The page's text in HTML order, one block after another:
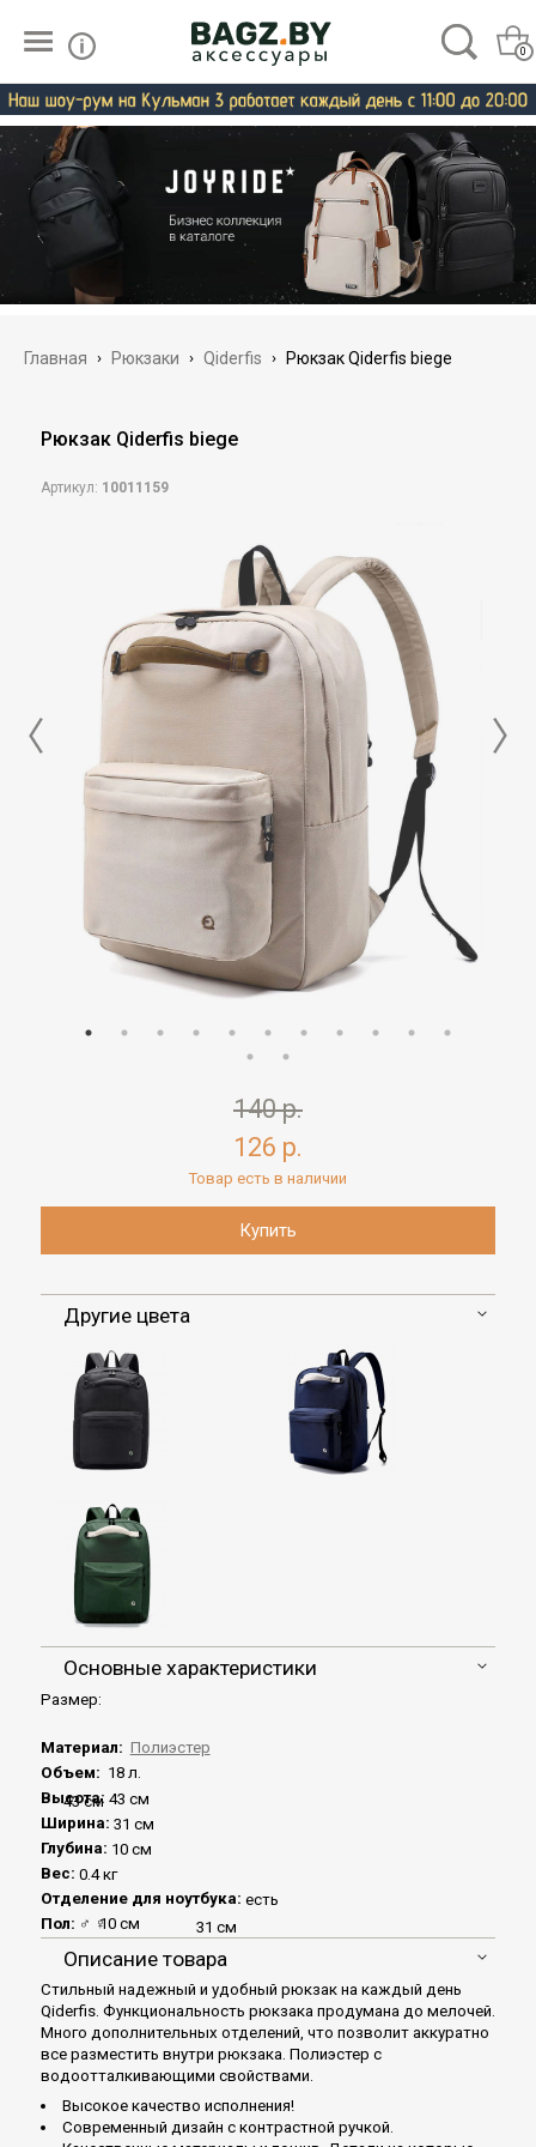
0
Главная › Рюкзаки › Qiderfis › Рюкзак Qiderfis biege
Рюкзак Qiderfis biege
Артикул: 10011159
140 р.
126 р.
Товар есть в наличии
Другие цвета
Основные характеристики
43 см
10 см 31 см
Размер:
Материал: Полиэстер
Объем: 18 л.
Высота: 43 см
Ширина: 31 см
Глубина: 10 см
Вес: 0.4 кг
Отделение для ноутбука: есть
Пол: ♂ ♀
Описание товара
Стильный надежный и удобный рюкзак на каждый день
Qiderfis. Функциональность рюкзака продумана до мелочей.
Много дополнительных отделений, что позволит аккуратно
все разместить внутри рюкзака. Полиэстер с
водоотталкивающими свойствами.
Высокое качество исполнения!
Современный дизайн с контрастной ручкой.